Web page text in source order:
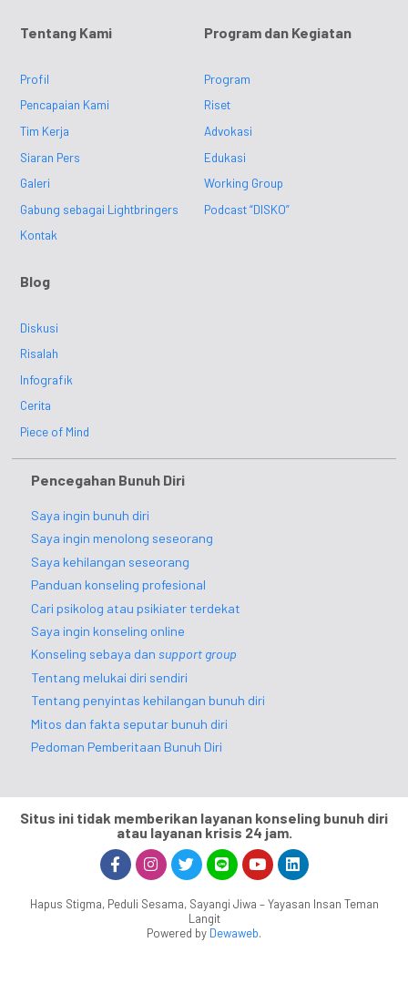
Tentang Kami
Profil
Pencapaian Kami
Tim Kerja
Siaran Pers
Galeri
Gabung sebagai Lightbringers
Kontak
Program dan Kegiatan
Program
Riset
Advokasi
Edukasi
Working Group
Podcast “DISKO”
Blog
Diskusi
Risalah
Infografik
Cerita
Piece of Mind
Pencegahan Bunuh Diri
Saya ingin bunuh diri
Saya ingin menolong seseorang
Saya kehilangan seseorang
Panduan konseling profesional
Cari psikolog atau psikiater terdekat
Saya ingin konseling online
Konseling sebaya dansupport group
Tentang melukai diri sendiri
Tentang penyintas kehilangan bunuh diri
Mitos dan fakta seputar bunuh diri
Pedoman Pemberitaan Bunuh Diri
Situs ini tidak memberikan layanan konseling bunuh diri
atau layanan krisis 24 jam.
Hapus Stigma, Peduli Sesama, Sayangi Jiwa – Yayasan Insan Teman
Langit
Powered by Dewaweb.